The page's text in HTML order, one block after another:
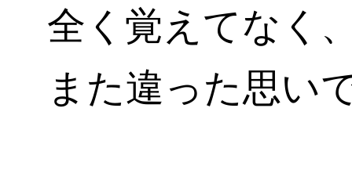
全く覚えてなく
また違った思い